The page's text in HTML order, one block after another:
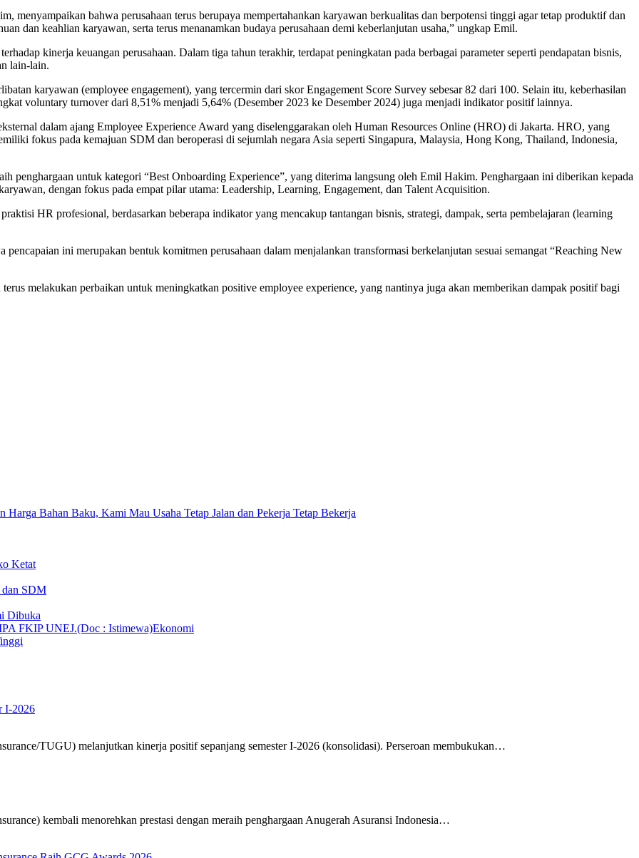
bahwa perusahaan terus berupaya mempertahankan karyawan berkualitas dan berpotensi tinggi agar tetap produktif dan
dan keahlian karyawan, serta terus menanamkan budaya perusahaan demi keberlanjutan usaha,” ungkap Emil.
kinerja keuangan perusahaan. Dalam tiga tahun terakhir, terdapat peningkatan pada berbagai parameter seperti pendapatan bisnis,
lain-lain.
karyawan (employee engagement), yang tercermin dari skor Engagement Score Survey sebesar 82 dari 100. Selain itu, keberhasilan
voluntary turnover dari 8,51% menjadi 5,64% (Desember 2023 ke Desember 2024) juga menjadi indikator positif lainnya.
dalam ajang Employee Experience Award yang diselenggarakan oleh Human Resources Online (HRO) di Jakarta. HRO, yang
fokus pada kemajuan SDM dan beroperasi di sejumlah negara Asia seperti Singapura, Malaysia, Hong Kong, Thailand, Indonesia,
penghargaan untuk kategori “Best Onboarding Experience”, yang diterima langsung oleh Emil Hakim. Penghargaan ini diberikan kepada
dengan fokus pada empat pilar utama: Leadership, Learning, Engagement, dan Talent Acquisition.
HR profesional, berdasarkan beberapa indikator yang mencakup tantangan bisnis, strategi, dampak, serta pembelajaran (learning
ini merupakan bentuk komitmen perusahaan dalam menjalankan transformasi berkelanjutan sesuai semangat “Reaching New
melakukan perbaikan untuk meningkatkan positive employee experience, yang nantinya juga akan memberikan dampak positif bagi
Bahan Baku, Kami Mau Usaha Tetap Jalan dan Pekerja Tetap Bekerja
Ketat
SDM
Dibuka
Ekonomi
I-2026
TUGU) melanjutkan kinerja positif sepanjang semester I-2026 (konsolidasi). Perseroan membukukan…
kembali menorehkan prestasi dengan meraih penghargaan Anugerah Asuransi Indonesia…